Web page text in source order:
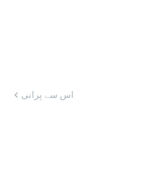
اس سے پرانی